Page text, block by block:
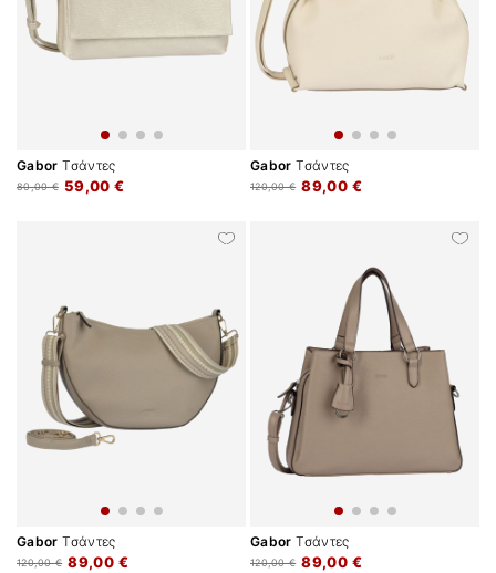
Gabor Τσάντες
59,00 €
80,00 €
Gabor Τσάντες
89,00 €
120,00 €
Gabor Τσάντες
89,00 €
120,00 €
Gabor Τσάντες
89,00 €
120,00 €